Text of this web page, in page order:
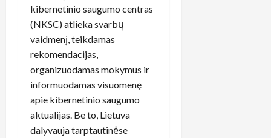
kibernetinio saugumo centras
(NKSC) atlieka svarbų
vaidmenį, teikdamas
rekomendacijas,
organizuodamas mokymus ir
informuodamas visuomenę
apie kibernetinio saugumo
aktualijas. Be to, Lietuva
dalyvauja tarptautinėse